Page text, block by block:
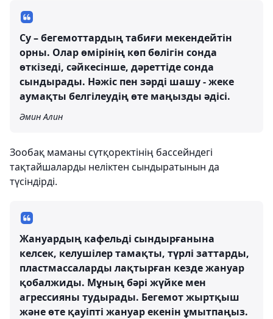
Су – бегемоттардың табиғи мекендейтін
орны. Олар өмірінің көп бөлігін сонда
өткізеді, сәйкесінше, дәреттіде сонда
сындырады. Нәжіс пен зәрді шашу - жеке
аумақты белгілеудің өте маңызды әдісі.
Әмин Алин
Зообақ маманы сүтқоректінің бассейндегі
тақтайшаларды неліктен сындыратынын да
түсіндірді.
Жануардың кафельді сындырғанына
келсек, келушілер тамақты, түрлі заттарды,
пластмассаларды лақтырған кезде жануар
қобалжиды. Мұның бәрі жүйке мен
агрессияны тудырады. Бегемот жыртқыш
және өте қауіпті жануар екенін ұмытпаңыз.